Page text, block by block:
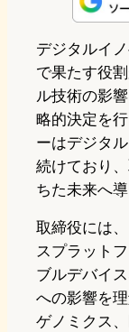
n
e
デジタルイ
で果たす役
ル技術の影
略的決定を
ーはデジタ
続けており
ちた未来へ
取締役には
スプラット
ブルデバイ
への影響を
ゲノミクス